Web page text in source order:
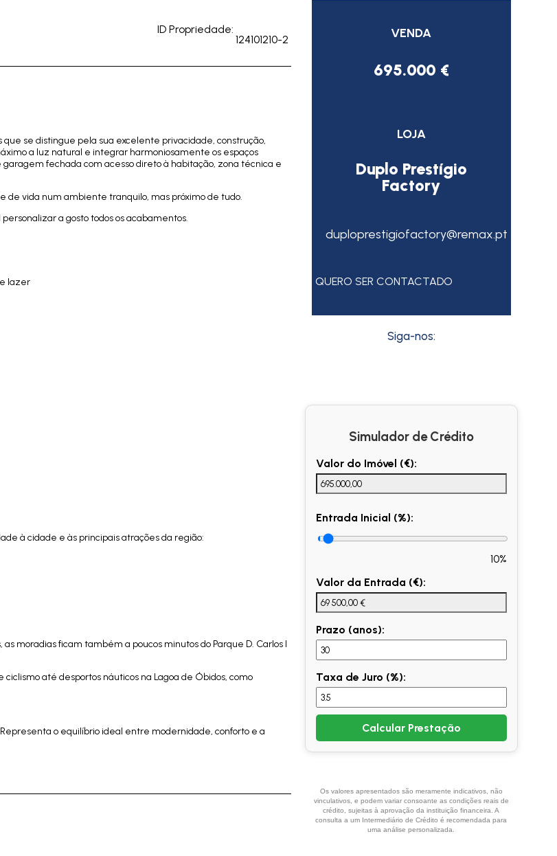
ID Propriedade:
124101210-2
se distingue pela sua excelente privacidade, construção,
a luz natural e integrar harmoniosamente os espaços
fechada com acesso direto à habitação, zona técnica e
de vida num ambiente tranquilo, mas próximo de tudo.
a gosto todos os acabamentos.
lazer
à cidade e às principais atrações da região:
moradias ficam também a poucos minutos do Parque D. Carlos I
até desportos náuticos na Lagoa de Óbidos, como
o equilíbrio ideal entre modernidade, conforto e a
VENDA
695.000 €
LOJA
Duplo Prestígio
Factory
duploprestigiofactory@remax.pt
QUERO SER CONTACTADO
Siga-nos:
Simulador de Crédito
Valor do Imóvel (€):
Entrada Inicial (%):
10%
Valor da Entrada (€):
Prazo (anos):
Taxa de Juro (%):
Calcular Prestação
Os valores apresentados são meramente indicativos, não
vinculativos, e podem variar consoante as condições reais de
crédito, sujeitas à aprovação da instituição financeira. A
consulta a um Intermediário de Crédito é recomendada para
uma análise personalizada.